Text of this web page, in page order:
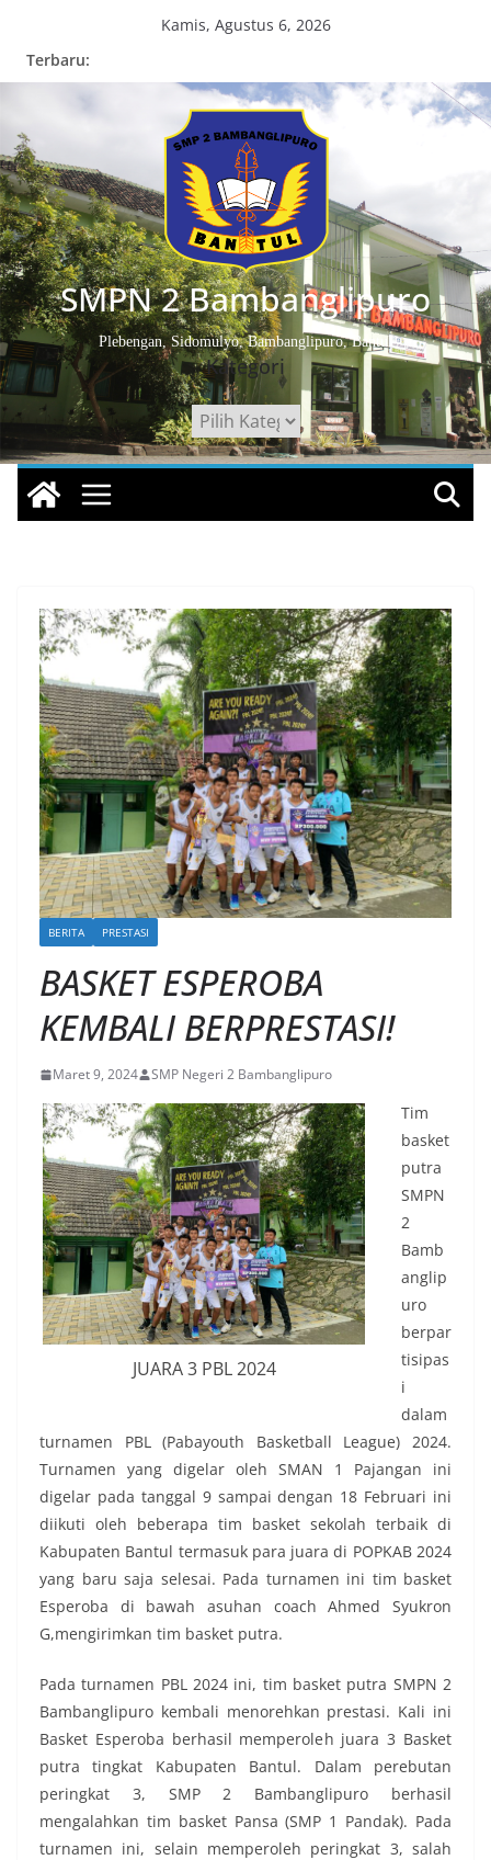
Kamis, Agustus 6, 2026
Terbaru:
SMPN 2 Bambanglipuro
Plebengan, Sidomulyo, Bambanglipuro, Bantul
Kategori
Kategori
BERITA PRESTASI
BASKET ESPEROBA
KEMBALI BERPRESTASI!
Maret 9, 2024 SMP Negeri 2 Bambanglipuro
JUARA 3 PBL 2024
Tim
basket
putra
SMPN
2
Bamb
anglip
uro
berpar
tisipas
i
dalam
turnamen PBL (Pabayouth Basketball League) 2024.
Turnamen yang digelar oleh SMAN 1 Pajangan ini
digelar pada tanggal 9 sampai dengan 18 Februari ini
diikuti oleh beberapa tim basket sekolah terbaik di
Kabupaten Bantul termasuk para juara di POPKAB 2024
yang baru saja selesai. Pada turnamen ini tim basket
Esperoba di bawah asuhan coach Ahmed Syukron
G,mengirimkan tim basket putra.
Pada turnamen PBL 2024 ini, tim basket putra SMPN 2
Bambanglipuro kembali menorehkan prestasi. Kali ini
Basket Esperoba berhasil memperoleh juara 3 Basket
putra tingkat Kabupaten Bantul. Dalam perebutan
peringkat 3, SMP 2 Bambanglipuro berhasil
mengalahkan tim basket Pansa (SMP 1 Pandak). Pada
turnamen ini, selain memperoleh peringkat 3, salah